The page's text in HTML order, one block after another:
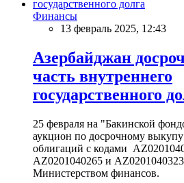
Финансы
13 февраль 2025, 12:43
Азербайджан
часть внутреннего
государственного
25 февраля на "Бакинской
аукцион по досрочному
облигаций с кодами
AZ0201040265 и
Министерством финансов.